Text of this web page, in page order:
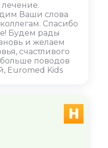
Ваши слова
Спасибо
Будем рады
и желаем
счастливого
поводов
Euromed Kids